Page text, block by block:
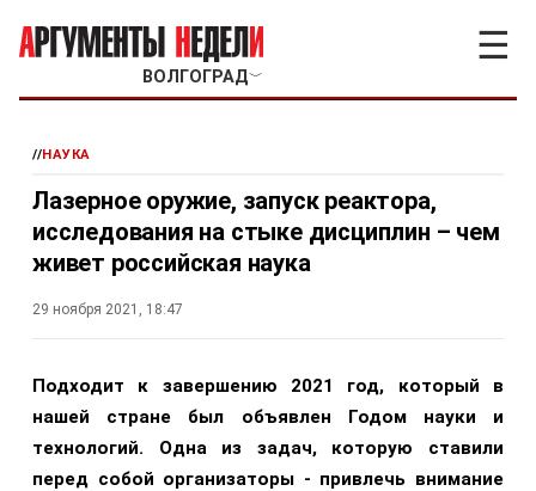
ВОЛГОГРАД﹀
☰
//НАУКА
Лазерное оружие, запуск реактора,
исследования на стыке дисциплин – чем
живет российская наука
29 ноября 2021, 18:47
Подходит к завершению 2021 год, который в
нашей стране был объявлен Годом науки и
технологий. Одна из задач, которую ставили
перед собой организаторы - привлечь внимание